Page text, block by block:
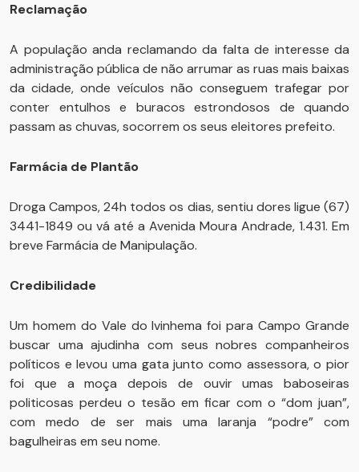
Reclamação
A população anda reclamando da falta de interesse da
administração pública de não arrumar as ruas mais baixas
da cidade, onde veículos não conseguem trafegar por
conter entulhos e buracos estrondosos de quando
passam as chuvas, socorrem os seus eleitores prefeito.
Farmácia de Plantão
Droga Campos, 24h todos os dias, sentiu dores ligue (67)
3441-1849 ou vá até a Avenida Moura Andrade, 1.431. Em
breve Farmácia de Manipulação.
Credibilidade
Um homem do Vale do Ivinhema foi para Campo Grande
buscar uma ajudinha com seus nobres companheiros
políticos e levou uma gata junto como assessora, o pior
foi que a moça depois de ouvir umas baboseiras
politicosas perdeu o tesão em ficar com o “dom juan”,
com medo de ser mais uma laranja “podre” com
bagulheiras em seu nome.